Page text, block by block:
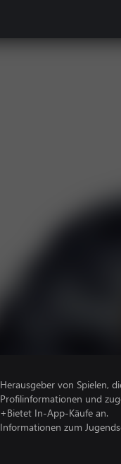
Herausgeber von Spielen,
Profilinformationen und
+Bietet In-App-Käufe an.
Informationen zum